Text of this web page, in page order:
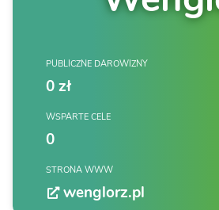
PUBLICZNE DAROWIZNY
0 zł
WSPARTE CELE
0
STRONA WWW
wenglorz.pl